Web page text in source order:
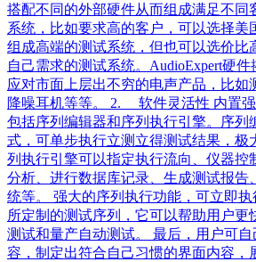
搭配不同的外部硬件从而组成满足不同
系统，比如要求高的客户，可以选择美
组成高端的测试系统，但也可以选价比
自己需求的测试系统。AudioExpert硬
应对市面上层出不穷的电声产品，比如
降噪耳机等等。 2. 软件灵活性 内置强
包括序列编辑器和序列执行引擎。序列
式，可单步执行立测立得测试结果，极
列执行引擎可以指定执行流向、仪器控
分析、进行数据库记录、生成测试报告
统等。 强大的序列执行功能，可立即
所定制的测试序列，它可以帮助用户更
测试和量产自动测试。 最后，用户可
容，制定出符合自己习惯的界面内容，